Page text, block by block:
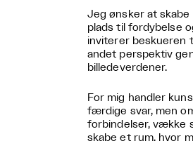
Jeg ønsker at
plads til fordybelse
inviterer beskueren
andet perspektiv
billedeverdener.
For mig handler
færdige svar, men
forbindelser, vække
skabe et rum, hvor